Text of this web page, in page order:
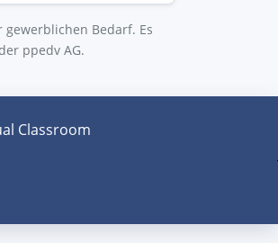
Bedarf. Es
der ppedv AG.
Classroom